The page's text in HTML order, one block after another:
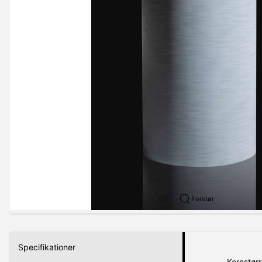
Forstør
Specifikationer